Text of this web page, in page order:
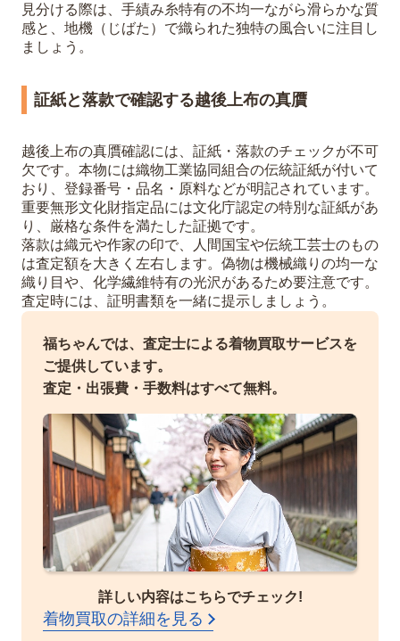
見分ける際は、手績み糸特有の不均一ながら滑らかな質
感と、地機（じばた）で織られた独特の風合いに注目し
ましょう。
証紙と落款で確認する越後上布の真贋
越後上布の真贋確認には、証紙・落款のチェックが不可
欠です。本物には織物工業協同組合の伝統証紙が付いて
おり、登録番号・品名・原料などが明記されています。
重要無形文化財指定品には文化庁認定の特別な証紙があ
り、厳格な条件を満たした証拠です。
落款は織元や作家の印で、人間国宝や伝統工芸士のもの
は査定額を大きく左右します。偽物は機械織りの均一な
織り目や、化学繊維特有の光沢があるため要注意です。
査定時には、証明書類を一緒に提示しましょう。
福ちゃんでは、査定士による着物買取サービスを
ご提供しています。
査定・出張費・手数料はすべて無料。
詳しい内容はこちらでチェック!
着物買取の詳細を見る